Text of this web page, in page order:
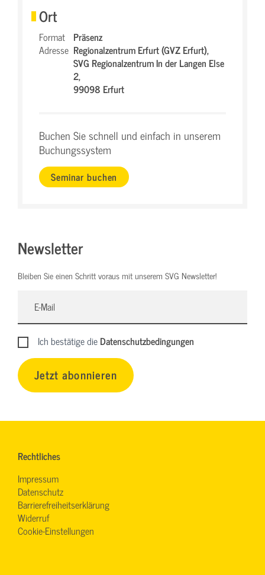
Ort
Format Präsenz
Adresse Regionalzentrum Erfurt (GVZ Erfurt),
SVG Regionalzentrum In der Langen Else
2,
99098 Erfurt
Buchen Sie schnell und einfach in unserem
Buchungssystem
Seminar buchen
Newsletter
Bleiben Sie einen Schritt voraus mit unserem SVG Newsletter!
Ich bestätige dieDatenschutzbedingungen
Jetzt abonnieren
Rechtliches
Impressum
Datenschutz
Barrierefreiheitserklärung
Widerruf
Cookie-Einstellungen